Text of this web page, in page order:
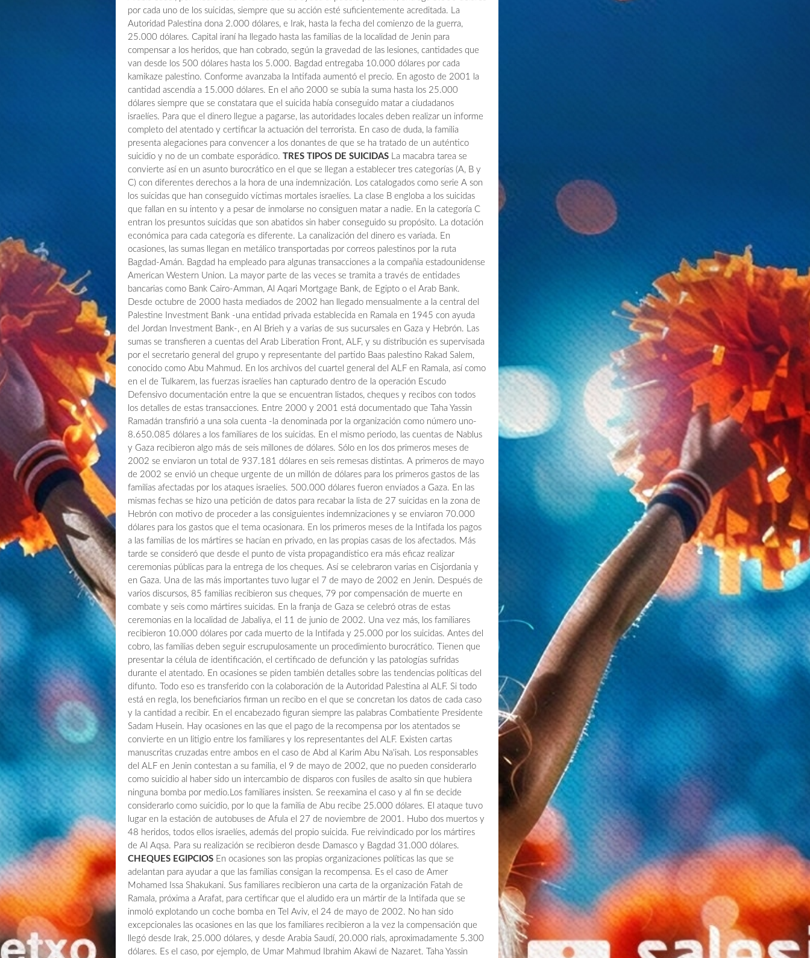
por cada uno de los suicidas, siempre que su acción esté suficientemente acreditada. La
Autoridad Palestina dona 2.000 dólares, e Irak, hasta la fecha del comienzo de la guerra,
25.000 dólares. Capital iraní ha llegado hasta las familias de la localidad de Jenin para
compensar a los heridos, que han cobrado, según la gravedad de las lesiones, cantidades que
van desde los 500 dólares hasta los 5.000. Bagdad entregaba 10.000 dólares por cada
kamikaze palestino. Conforme avanzaba la Intifada aumentó el precio. En agosto de 2001 la
cantidad ascendía a 15.000 dólares. En el año 2000 se subía la suma hasta los 25.000
dólares siempre que se constatara que el suicida había conseguido matar a ciudadanos
israelíes. Para que el dinero llegue a pagarse, las autoridades locales deben realizar un informe
completo del atentado y certificar la actuación del terrorista. En caso de duda, la familia
presenta alegaciones para convencer a los donantes de que se ha tratado de un auténtico
suicidio y no de un combate esporádico. TRES TIPOS DE SUICIDAS La macabra tarea se
convierte así en un asunto burocrático en el que se llegan a establecer tres categorías (A, B y
C) con diferentes derechos a la hora de una indemnización. Los catalogados como serie A son
los suicidas que han conseguido víctimas mortales israelíes. La clase B engloba a los suicidas
que fallan en su intento y a pesar de inmolarse no consiguen matar a nadie. En la categoría C
entran los presuntos suicidas que son abatidos sin haber conseguido su propósito. La dotación
económica para cada categoría es diferente. La canalización del dinero es variada. En
ocasiones, las sumas llegan en metálico transportadas por correos palestinos por la ruta
Bagdad-Amán. Bagdad ha empleado para algunas transacciones a la compañia estadounidense
American Western Union. La mayor parte de las veces se tramita a través de entidades
bancarias como Bank Cairo-Amman, Al Aqari Mortgage Bank, de Egipto o el Arab Bank.
Desde octubre de 2000 hasta mediados de 2002 han llegado mensualmente a la central del
Palestine Investment Bank -una entidad privada establecida en Ramala en 1945 con ayuda
del Jordan Investment Bank-, en Al Brieh y a varias de sus sucursales en Gaza y Hebrón. Las
sumas se transfieren a cuentas del Arab Liberation Front, ALF, y su distribución es supervisada
por el secretario general del grupo y representante del partido Baas palestino Rakad Salem,
conocido como Abu Mahmud. En los archivos del cuartel general del ALF en Ramala, así como
en el de Tulkarem, las fuerzas israelíes han capturado dentro de la operación Escudo
Defensivo documentación entre la que se encuentran listados, cheques y recibos con todos
los detalles de estas transacciones. Entre 2000 y 2001 está documentado que Taha Yassin
Ramadán transfirió a una sola cuenta -la denominada por la organización como número uno-
8.650.085 dólares a los familiares de los suicidas. En el mismo periodo, las cuentas de Nablus
y Gaza recibieron algo más de seis millones de dólares. Sólo en los dos primeros meses de
2002 se enviaron un total de 937.181 dólares en seis remesas distintas. A primeros de mayo
de 2002 se envió un cheque urgente de un millón de dólares para los primeros gastos de las
familias afectadas por los ataques israelíes. 500.000 dólares fueron enviados a Gaza. En las
mismas fechas se hizo una petición de datos para recabar la lista de 27 suicidas en la zona de
Hebrón con motivo de proceder a las consiguientes indemnizaciones y se enviaron 70.000
dólares para los gastos que el tema ocasionara. En los primeros meses de la Intifada los pagos
a las familias de los mártires se hacían en privado, en las propias casas de los afectados. Más
tarde se consideró que desde el punto de vista propagandístico era más eficaz realizar
ceremonias públicas para la entrega de los cheques. Así se celebraron varias en Cisjordania y
en Gaza. Una de las más importantes tuvo lugar el 7 de mayo de 2002 en Jenin. Después de
varios discursos, 85 familias recibieron sus cheques, 79 por compensación de muerte en
combate y seis como mártires suicidas. En la franja de Gaza se celebró otras de estas
ceremonias en la localidad de Jabaliya, el 11 de junio de 2002. Una vez más, los familiares
recibieron 10.000 dólares por cada muerto de la Intifada y 25.000 por los suicidas. Antes del
cobro, las familias deben seguir escrupulosamente un procedimiento burocrático. Tienen que
presentar la célula de identificación, el certificado de defunción y las patologías sufridas
durante el atentado. En ocasiones se piden también detalles sobre las tendencias políticas del
difunto. Todo eso es transferido con la colaboración de la Autoridad Palestina al ALF. Si todo
está en regla, los beneficiarios firman un recibo en el que se concretan los datos de cada caso
y la cantidad a recibir. En el encabezado figuran siempre las palabras Combatiente Presidente
Sadam Husein. Hay ocasiones en las que el pago de la recompensa por los atentados se
convierte en un litigio entre los familiares y los representantes del ALF. Existen cartas
manuscritas cruzadas entre ambos en el caso de Abd al Karim Abu Na'isah. Los responsables
del ALF en Jenin contestan a su familia, el 9 de mayo de 2002, que no pueden considerarlo
como suicidio al haber sido un intercambio de disparos con fusiles de asalto sin que hubiera
ninguna bomba por medio.Los familiares insisten. Se reexamina el caso y al fin se decide
considerarlo como suicidio, por lo que la familia de Abu recibe 25.000 dólares. El ataque tuvo
lugar en la estación de autobuses de Afula el 27 de noviembre de 2001. Hubo dos muertos y
48 heridos, todos ellos israelíes, además del propio suicida. Fue reivindicado por los mártires
de Al Aqsa. Para su realización se recibieron desde Damasco y Bagdad 31.000 dólares.
CHEQUES EGIPCIOS En ocasiones son las propias organizaciones políticas las que se
adelantan para ayudar a que las familias consigan la recompensa. Es el caso de Amer
Mohamed Issa Shakukani. Sus familiares recibieron una carta de la organización Fatah de
Ramala, próxima a Arafat, para certificar que el aludido era un mártir de la Intifada que se
inmoló explotando un coche bomba en Tel Aviv, el 24 de mayo de 2002. No han sido
excepcionales las ocasiones en las que los familiares recibieron a la vez la compensación que
llegó desde Irak, 25.000 dólares, y desde Arabia Saudí, 20.000 rials, aproximadamente 5.300
dólares. Es el caso, por ejemplo, de Umar Mahmud Ibrahim Akawi de Nazaret. Taha Yassin